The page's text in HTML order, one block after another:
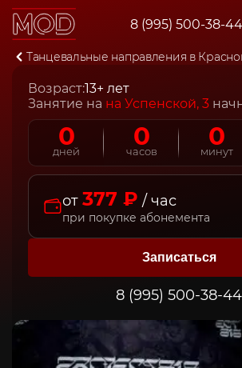
8 (995) 500-38-44
Главная
Танцевальные направления в
Хип-хоп ПРО
Возраст:13+ лет
Занятие на на Успенской, 3
0
дней 0
часов 0
минут
от 377 ₽ / час
при покупке абонемента
Записаться
8 (995) 500-38-44